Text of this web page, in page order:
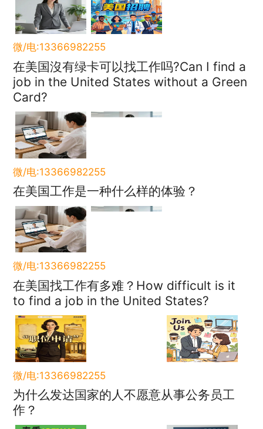
微/电:13366982255
在美国沒有绿卡可以找工作吗?Can I find a
job in the United States without a Green
Card?
微/电:13366982255
在美国工作是一种什么样的体验？
微/电:13366982255
在美国找工作有多难？How difficult is it
to find a job in the United States?
微/电:13366982255
为什么发达国家的人不愿意从事公务员工
作？